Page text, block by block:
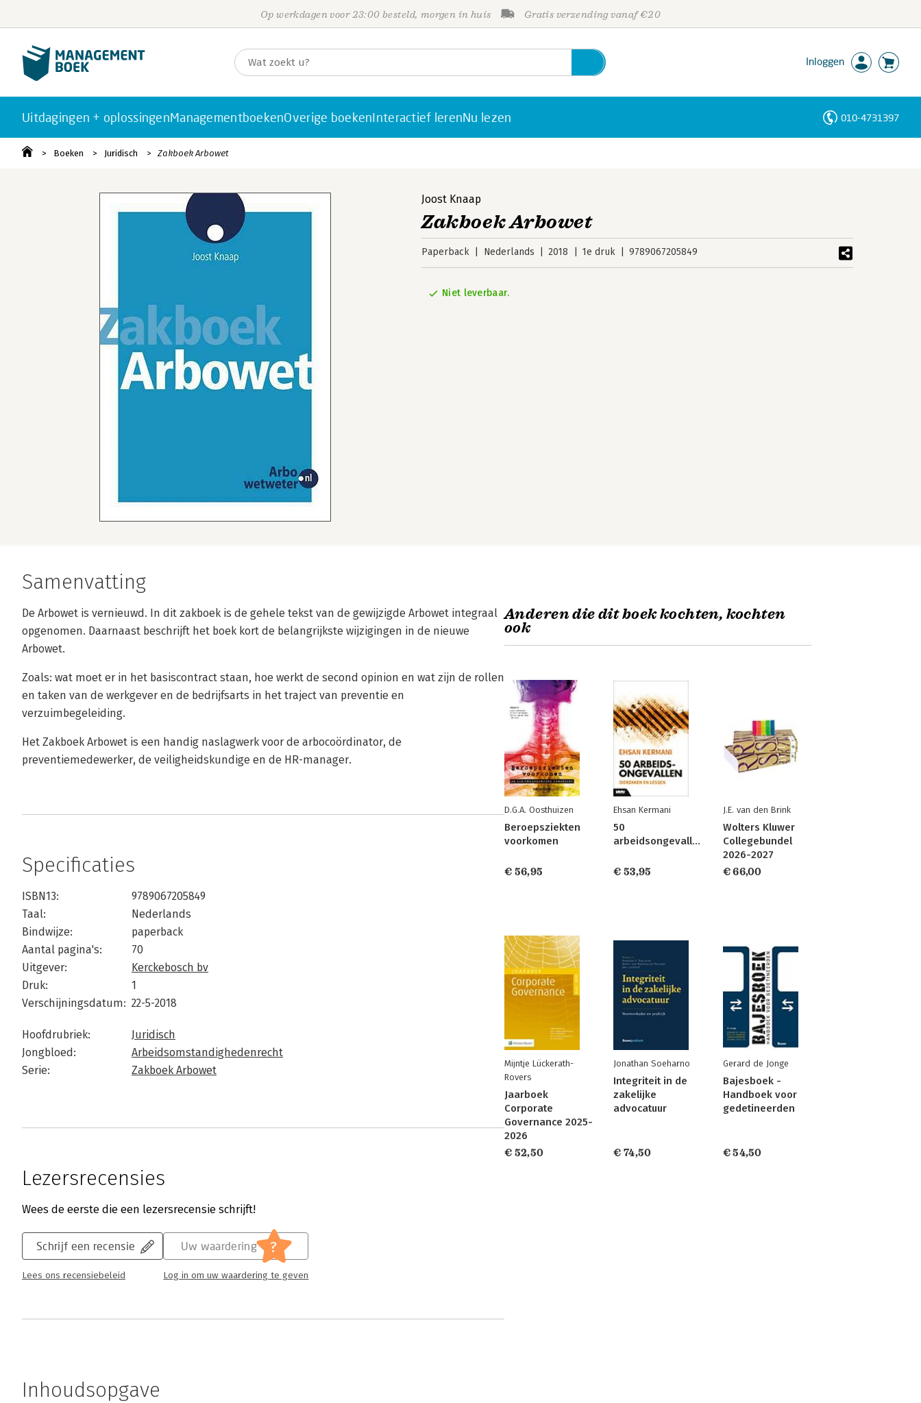
Op werkdagen voor 23:00 besteld, morgen in huis Gratis verzending vanaf €20
Inloggen
Uitdagingen + oplossingenManagementboekenOverige boekenInteractief lerenNu lezen 010-4731397
Boeken Juridisch Zakboek Arbowet
Joost Knaap
Zakboek Arbowet
Paperback Nederlands 2018 1e druk 9789067205849
Niet leverbaar.
Samenvatting
De Arbowet is vernieuwd. In dit zakboek is de gehele tekst van de gewijzigde Arbowet integraal
opgenomen. Daarnaast beschrijft het boek kort de belangrijkste wijzigingen in de nieuwe
Arbowet.
Zoals: wat moet er in het basiscontract staan, hoe werkt de second opinion en wat zijn de rollen
en taken van de werkgever en de bedrijfsarts in het traject van preventie en
verzuimbegeleiding.
Het Zakboek Arbowet is een handig naslagwerk voor de arbocoördinator, de
preventiemedewerker, de veiligheidskundige en de HR-manager.
Specificaties
ISBN13:
9789067205849
Taal:
Nederlands
Bindwijze:
paperback
Aantal pagina's:
70
Uitgever:
Kerckebosch bv
Druk:
1
Verschijningsdatum: 22-5-2018
Hoofdrubriek:
Juridisch
Jongbloed:
Arbeidsomstandighedenrecht
Serie:
Zakboek Arbowet
Lezersrecensies
Wees de eerste die een lezersrecensie schrijft!
Schrijf een recensie
Lees ons recensiebeleid
Uw waardering ?
Log in om uw waardering te geven
Inhoudsopgave
Anderen die dit boek kochten, kochten
ook
D.G.A. Oosthuizen
Beroepsziekten
voorkomen
€ 56,95
Ehsan Kermani
50
arbeidsongevallen
€ 53,95
J.E. van den Brink
Wolters Kluwer
Collegebundel
2026-2027
€ 66,00
Mijntje Lückerath-
Rovers
Jaarboek
Corporate
Governance 2025-
2026
€ 52,50
Jonathan Soeharno
Integriteit in de
zakelijke
advocatuur
€ 74,50
Gerard de Jonge
Bajesboek -
Handboek voor
gedetineerden
€ 54,50
Personen